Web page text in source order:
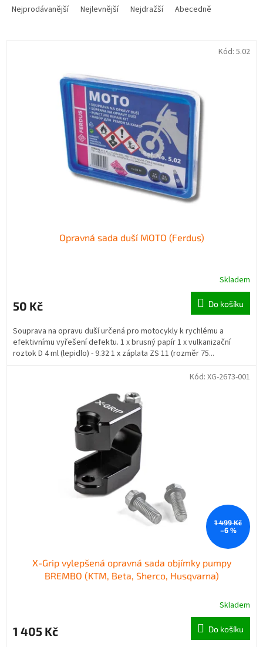
Nejprodávanější Nejlevnější Nejdražší Abecedně
Opravná sada duší MOTO (Ferdus)
Skladem
50 Kč Do košíku
Souprava na opravu duší určená pro motocykly k rychlému a
efektivnímu vyřešení defektu. 1 x brusný papír 1 x vulkanizační
roztok D 4 ml (lepidlo) - 9.32 1 x záplata ZS 11 (rozměr 75...
Kód: 5.02
1 499 Kč
–6 %
X-Grip vylepšená opravná sada objímky pumpy
BREMBO (KTM, Beta, Sherco, Husqvarna)
Skladem
1 405 Kč Do košíku
Kód: XG-2673-001